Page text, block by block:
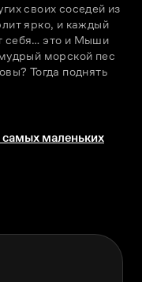
своих соседей из
ярко, и каждый
себя… это и Мыши
морской пес
Тогда поднять
маленьких